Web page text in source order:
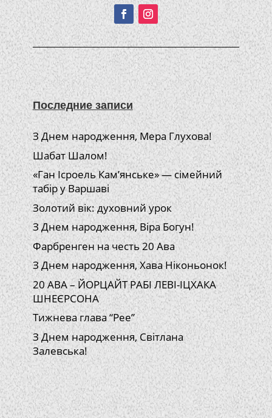
Последние записи
З Днем народження, Мера Глухова!
Шабат Шалом!
«Ган Ісроель Кам’янське» — сімейний
табір у Варшаві
Золотий вік: духовний урок
З Днем народження, Віра Богун!
Фарбренген на честь 20 Ава
З Днем народження, Хава Ніконьонок!
20 АВА – ЙОРЦАЙТ РАБІ ЛЕВІ-ІЦХАКА
ШНЕЄРСОНА
Тижнева глава “Рее”
З Днем народження, Світлана
Залевська!